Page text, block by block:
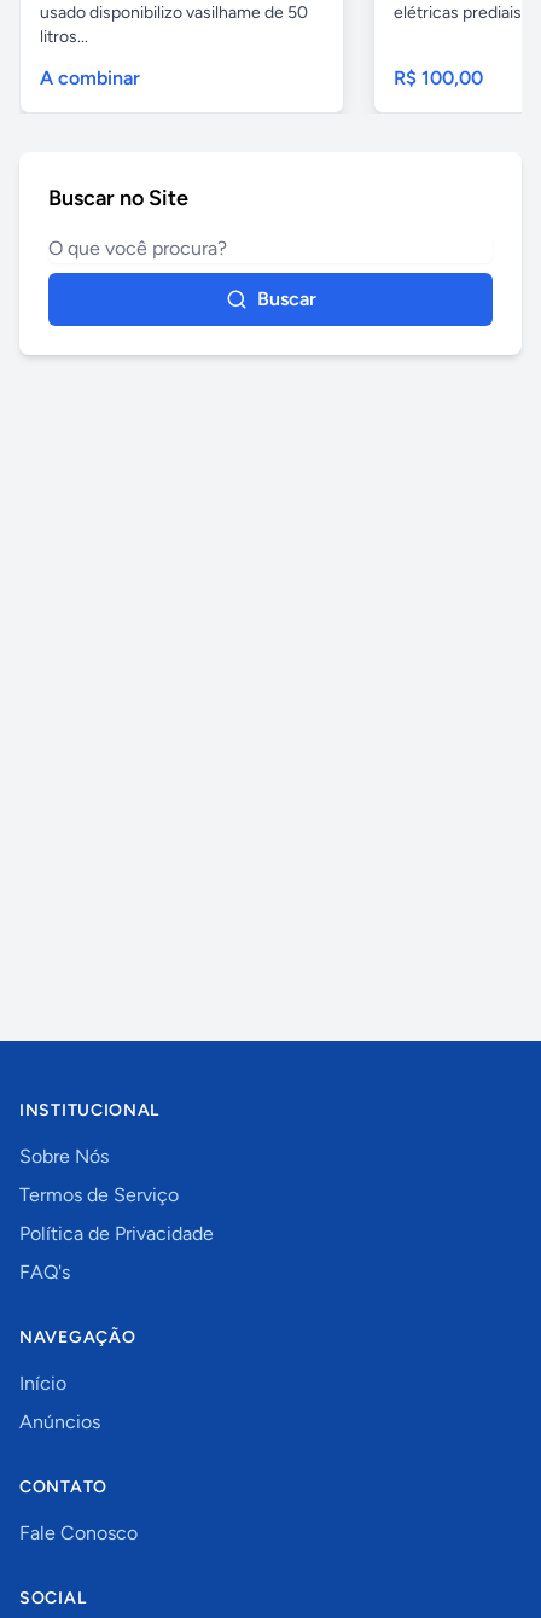
usado disponibilizo vasilhame de 50
litros...
A combinar
elétricas prediais e
R$ 100,00
Buscar no Site
Buscar
INSTITUCIONAL
Sobre Nós
Termos de Serviço
Política de Privacidade
FAQ's
NAVEGAÇÃO
Início
Anúncios
CONTATO
Fale Conosco
SOCIAL